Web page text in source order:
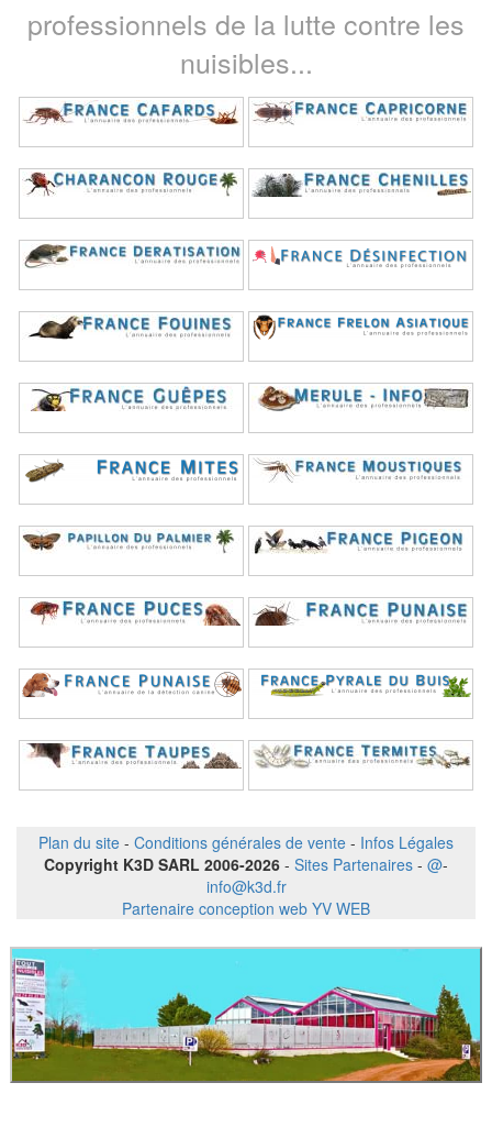
professionnels de la lutte contre les
nuisibles...
Plan du site - Conditions générales de vente - Infos Légales
Copyright K3D SARL 2006-2026 - Sites Partenaires - @-
info@k3d.fr
Partenaire conception web YV WEB